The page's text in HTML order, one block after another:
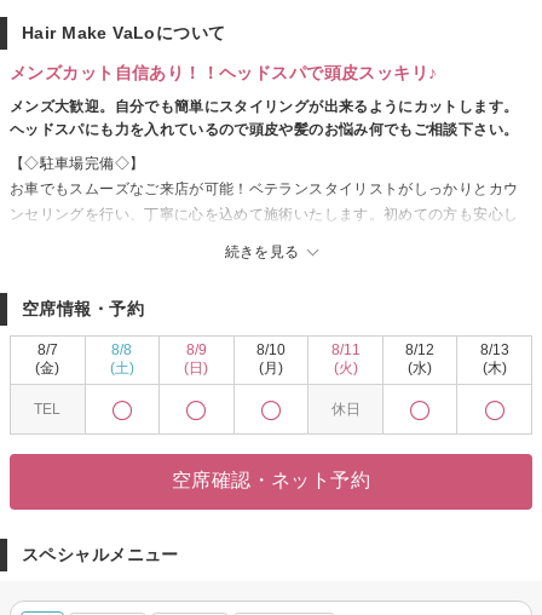
Hair Make VaLoについて
メンズカット自信あり！！ヘッドスパで頭皮スッキリ♪
メンズ大歓迎。自分でも簡単にスタイリングが出来るようにカットします。
ヘッドスパにも力を入れているので頭皮や髪のお悩み何でもご相談下さい。
続きを見る
【◇駐車場完備◇】
お車でもスムーズなご来店が可能！ベテランスタイリストがしっかりとカウ
ンセリングを行い、丁寧に心を込めて施術いたします。初めての方も安心し
薬剤や商材を豊富に取り揃えています。ダメージレスな施術はもちろん、ヘ
アケアメニューも多数ご用意あり♪この機会にぜひお越しください。
皆様のご来店をスタッフ一同、心よりお待ちしています。
空席情報・予約
8/7
(金)
TEL
8/8
(土)
8/9
(日)
8/10
(月)
8/11
(火)
休日
8/12
(水)
8/13
(木)
空席確認・ネット予約
スペシャルメニュー